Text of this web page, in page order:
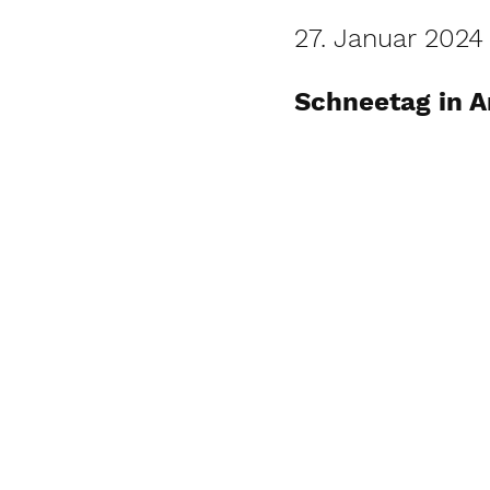
27. Januar 2024
Schneetag in